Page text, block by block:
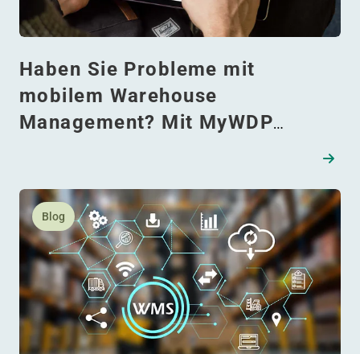
Haben Sie Probleme mit
mobilem Warehouse
Management? Mit MyWDP
Blog
Lesen Sie mehr daüber Wie Sie das volle Potenzial